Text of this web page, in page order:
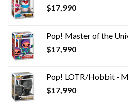
$17,990
Pop! Master of the
$17,990
Pop! LOTR/Hobbit -
$17,990